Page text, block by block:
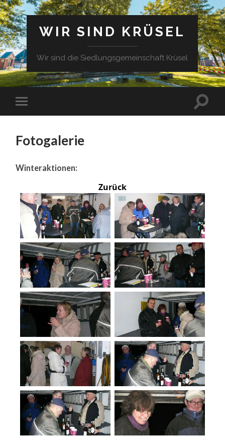
WIR SIND KRÜSEL
Wir sind die Siedlungsgemeinschaft Krüsel
Fotogalerie
Winteraktionen:
Zurück